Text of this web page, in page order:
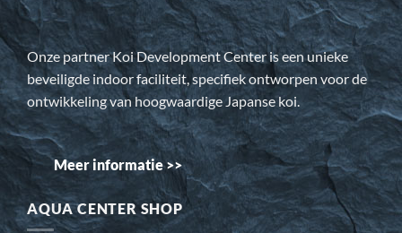
Onze partner Koi Development Center is een unieke
beveiligde indoor faciliteit, specifiek ontworpen voor de
ontwikkeling van hoogwaardige Japanse koi.
Meer informatie >>
AQUA CENTER SHOP